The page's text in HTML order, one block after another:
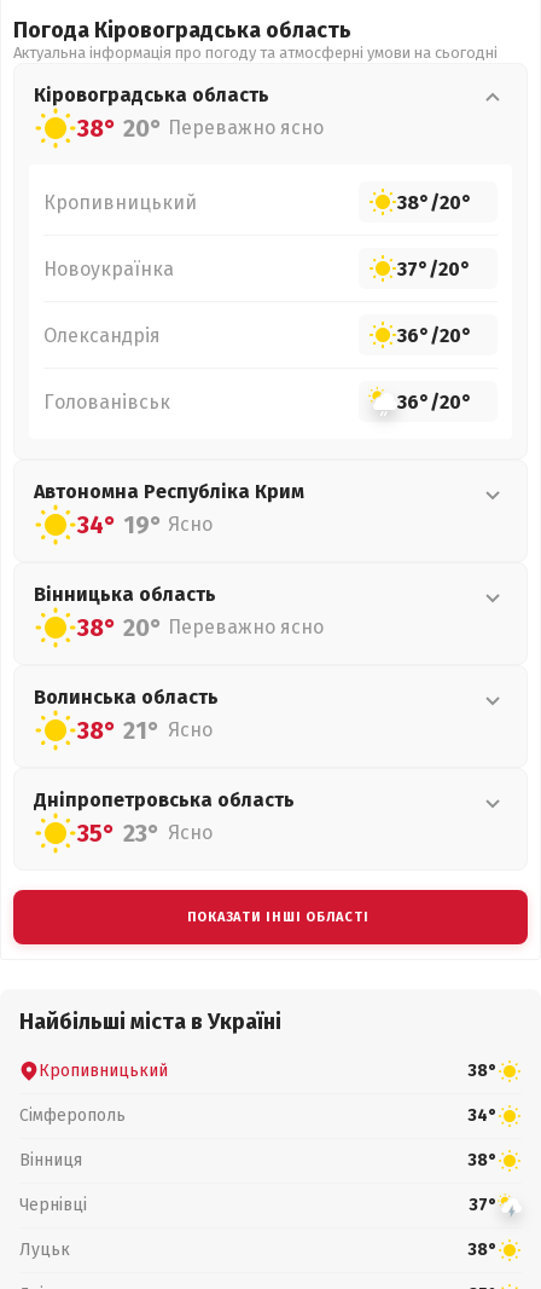
Погода Кіровоградська область
Актуальна інформація про погоду та атмосферні умови на сьогодні
Кіровоградська область
38° 20° Переважно ясно
Кропивницький 38°/20°
Новоукраїнка 37°/20°
Олександрія 36°/20°
Голованівськ 36°/20°
Автономна Республіка Крим
34° 19° Ясно
Вінницька область
38° 20° Переважно ясно
Волинська область
38° 21° Ясно
Дніпропетровська область
35° 23° Ясно
ПОКАЗАТИ ІНШІ ОБЛАСТІ
Найбільші міста в Україні
Кропивницький 38°
Сімферополь 34°
Вінниця 38°
Чернівці 37°
Луцьк 38°